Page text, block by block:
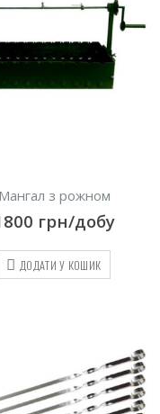
Мангал з рожном
грн/добу
ДОДАТИ У КОШИК